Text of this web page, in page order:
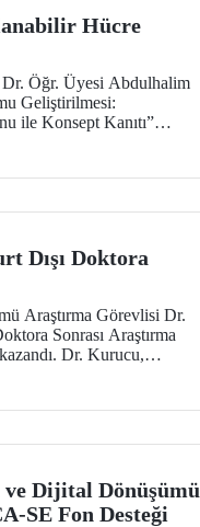
Hücre
Öğr. Üyesi Abdulhalim
Geliştirilmesi:
ile Konsept Kanıtı”
Dışı Doktora
Araştırma Görevlisi Dr.
Sonrası Araştırma
Dr. Kurucu,
Dijital Dönüşümü
SE Fon Desteği